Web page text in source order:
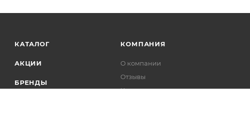
КАТАЛОГ
АКЦИИ
БРЕНДЫ
КОМПАНИЯ
О компании
Отзывы
Контакты